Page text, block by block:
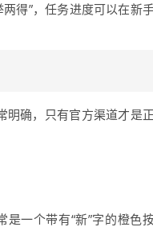
得”，任务进度可以在新
明确，只有官方渠道才是
一个带有“新”字的橙色